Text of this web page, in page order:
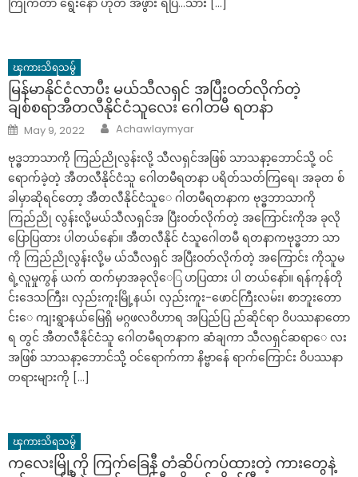
ကြိုက်တာ ရွေးနော် ဟုတ် အဖွား ရပြီ…သား […]
ၾကားသိရသမွ်
မြန်မာနိုင်ငံလာပီး မယ်သီလရှင် အပြီးဝတ်လိုက်တဲ့
ချစ်စရာအီတလီနိုင်ငံသူလေး ဂေါတမီ ရတနာ
Posted
on
May 9, 2022 Author
Achawlaymyar
ဗုဒ္ဓဘာသာကို ကြည်ညိုလွန်းလို့ သီလရှင်အဖြစ် သာသနာ့ဘောင်သို့ ဝင်
ရောက်ခဲ့တဲ့ အီတလီနိုင်ငံသူ ဂေါတမီရတနာ ပရိတ်သတ်ကြရေ၊ အခုတ စ်
ခါမှာဆိုရင်တော့ အီတလီနိုင်ငံသူေ ဂါတမီရတနာက ဗုဒ္ဓဘာသာကို
ကြည်ညို လွန်းလို့မယ်သီလရှင်အ ပြီးဝတ်လိုက်တဲ့ အကြောင်းကိုအ ခုလို
ပြောပြထား ပါတယ်နော်။ အီတလီနိုင် ငံသူဂေါတမီ ရတနာကဗုဒ္ဓဘာ သာ
ကို ကြည်ညိုလွန်းလို့မ ယ်သီလရှင် အပြီးဝတ်လိုက်တဲ့ အကြောင်း ကိုသူမ
ရဲ့လူမှုကွန် ယက် ထက်မှာအခုလိုေြ ပာပြထား ပါ တယ်နော်။ ရန်ကုန်တို
င်းဒေသကြီး၊ လှည်းကူးမြို့နယ်၊ လှည်းကူး-ဖောင်ကြီးလမ်း၊ စာဘူးတော
င်းေ ကျးရွာနယ်မြေရှိ မဂ္ဂဖလဝိဟာရ အပြည်ပြ ည်ဆိုင်ရာ ဝိပဿနာတော
ရ တွင် အီတလီနိုင်ငံသူ ဂေါတမီရတနာက ဆံချကာ သီလရှင်ဆရာေ လး
အဖြစ် သာသနာ့ဘောင်သို့ ဝင်ရောက်ကာ နိဗ္ဗာန်ေ ရာက်ကြောင်း ဝိပဿနာ
တရားများကို […]
ၾကားသိရသမွ်
ကလေးမြို့ကို ကြက်ခြေနီ တံဆိပ်ကပ်ထားတဲ့ ကားတွေနဲ့